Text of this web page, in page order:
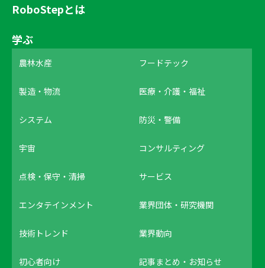
RoboStepとは
学ぶ
農林水産 フードテック
製造・物流 医療・介護・福祉
システム 防災・警備
宇宙 コンサルティング
点検・保守・清掃 サービス
エンタテインメント 業界団体・研究機関
技術トレンド 業界動向
初心者向け 記事まとめ・お知らせ